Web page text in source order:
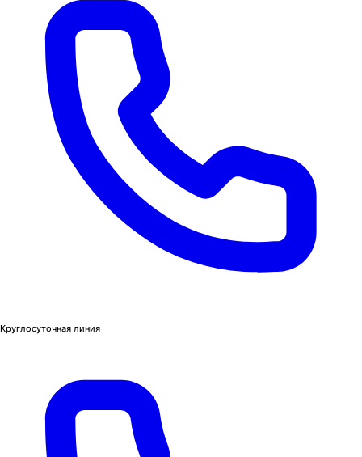
Круглосуточная линия